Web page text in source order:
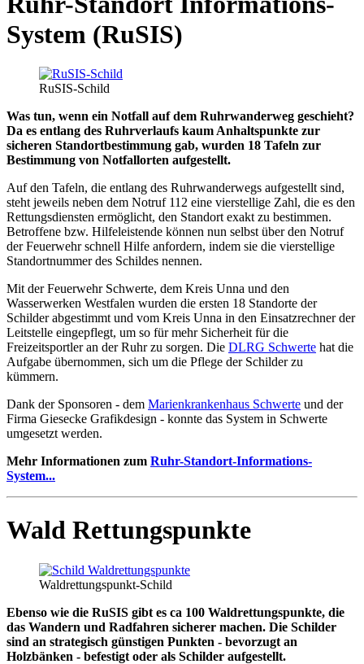
System (RuSIS)
RuSIS-Schild
Was tun, wenn ein Notfall auf dem Ruhrwanderweg geschieht?
Da es entlang des Ruhrverlaufs kaum Anhaltspunkte zur
sicheren Standortbestimmung gab, wurden 18 Tafeln zur
Bestimmung von Notfallorten aufgestellt.
Auf den Tafeln, die entlang des Ruhrwanderwegs aufgestellt sind,
steht jeweils neben dem Notruf 112 eine vierstellige Zahl, die es den
Rettungsdiensten ermöglicht, den Standort exakt zu bestimmen.
Betroffene bzw. Hilfeleistende können nun selbst über den Notruf
der Feuerwehr schnell Hilfe anfordern, indem sie die vierstellige
Standortnummer des Schildes nennen.
Mit der Feuerwehr Schwerte, dem Kreis Unna und den
Wasserwerken Westfalen wurden die ersten 18 Standorte der
Schilder abgestimmt und vom Kreis Unna in den Einsatzrechner der
Leitstelle eingepflegt, um so für mehr Sicherheit für die
Freizeitsportler an der Ruhr zu sorgen. Die DLRG Schwerte hat die
Aufgabe übernommen, sich um die Pflege der Schilder zu
kümmern.
Dank der Sponsoren - dem Marienkrankenhaus Schwerte und der
Firma Giesecke Grafikdesign - konnte das System in Schwerte
umgesetzt werden.
Mehr Informationen zum Ruhr-Standort-Informations-
System...
Wald Rettungspunkte
Waldrettungspunkt-Schild
Ebenso wie die RuSIS gibt es ca 100 Waldrettungspunkte, die
das Wandern und Radfahren sicherer machen. Die Schilder
sind an strategisch günstigen Punkten - bevorzugt an
Holzbänken - befestigt oder als Schilder aufgestellt.